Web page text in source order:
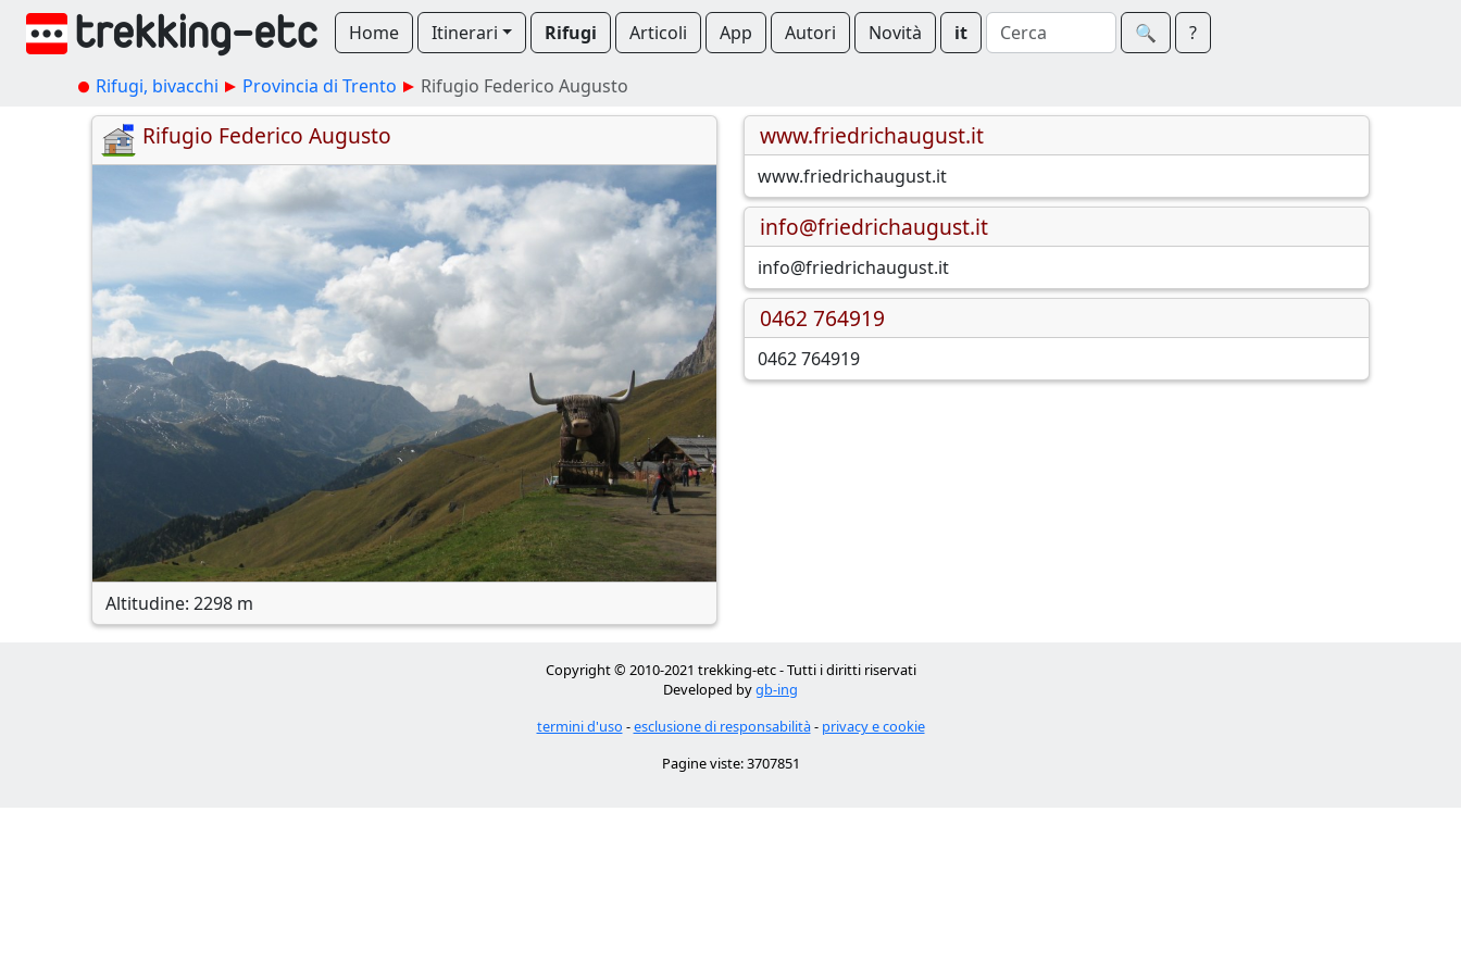
Home Itinerari Rifugi Articoli App Autori Novità it 🔍︎ ?
Rifugi, bivacchi Provincia di Trento Rifugio Federico Augusto
Rifugio Federico Augusto
Altitudine: 2298 m
www.friedrichaugust.it
www.friedrichaugust.it
info@friedrichaugust.it
info@friedrichaugust.it
0462 764919
0462 764919
Copyright © 2010-2021 trekking-etc - Tutti i diritti riservati
Developed bygb-ing
termini d'uso -esclusione di responsabilità- privacy e cookie
Pagine viste: 3707851